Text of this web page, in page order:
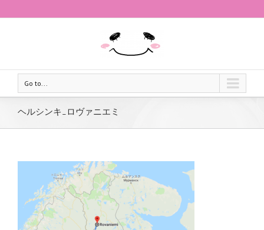
Go to...
ヘルシンキ_ロヴァニエミ